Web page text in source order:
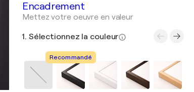
Encadrement
Mettez votre oeuvre en valeur
1. Sélectionnez la couleur
Recommandé